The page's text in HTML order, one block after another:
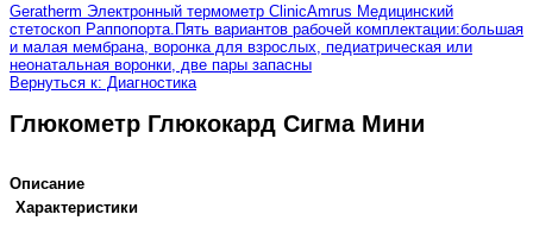
Geratherm Электронный термометр ClinicAmrus Медицинский
стетоскоп Раппопорта.Пять вариантов рабочей комплектации:большая
и малая мембрана, воронка для взрослых, педиатрическая или
неонатальная воронки, две пары запасны
Вернуться к: Диагностика
Глюкометр Глюкокард Сигма Мини
Описание
Характеристики